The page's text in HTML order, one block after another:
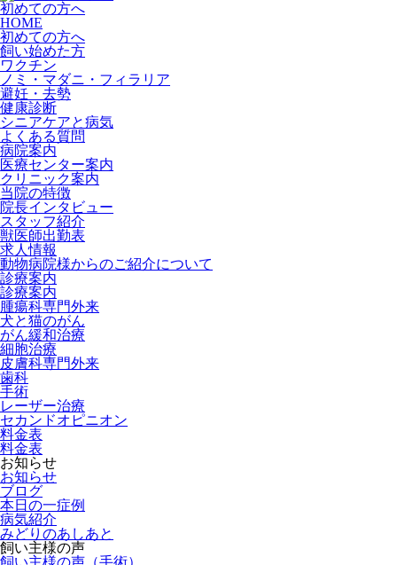
初めての方へ
HOME
初めての方へ
飼い始めた方
ワクチン
ノミ・マダニ・フィラリア
避妊・去勢
健康診断
シニアケアと病気
よくある質問
病院案内
医療センター案内
クリニック案内
当院の特徴
院長インタビュー
スタッフ紹介
獣医師出勤表
求人情報
動物病院様からのご紹介について
診療案内
診療案内
腫瘍科専門外来
犬と猫のがん
がん緩和治療
細胞治療
皮膚科専門外来
歯科
手術
レーザー治療
セカンドオピニオン
料金表
料金表
お知らせ
お知らせ
ブログ
本日の一症例
病気紹介
みどりのあしあと
飼い主様の声
飼い主様の声（手術）